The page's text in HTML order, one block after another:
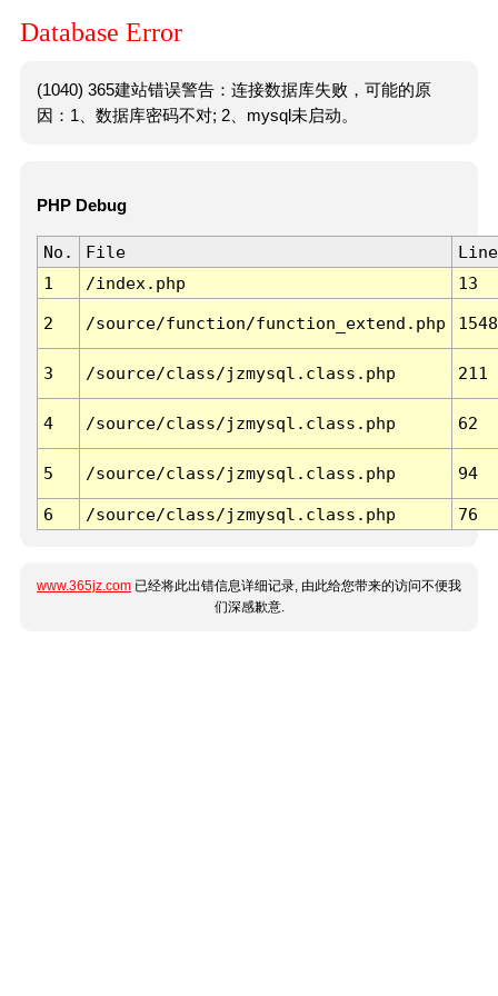
Database Error
(1040) 365建站错误警告：连接数据库失败，可能的原
因：1、数据库密码不对; 2、mysql未启动。
PHP Debug
No. File
Line
1
/index.php 13
2 /source/function/function_extend.php 1548
3 /source/class/jzmysql.class.php 211
4 /source/class/jzmysql.class.php 62
5 /source/class/jzmysql.class.php 94
6 /source/class/jzmysql.class.php 76
www.365jz.com 已经将此出错信息详细记录, 由此给您带来的访问不便我
们深感歉意.